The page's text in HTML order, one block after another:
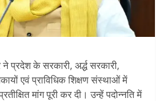
प्रदेश के सरकारी, अर्द्ध सरकारी,
एवं प्राविधिक शिक्षण संस्थाओं में
मांग पूरी कर दी। उन्हें पदोन्नति में